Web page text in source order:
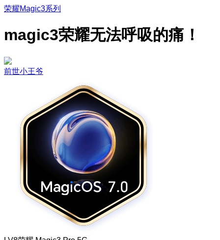
荣耀Magic3系列
magic3荣耀无法呼吸的痛！
前世小王爷